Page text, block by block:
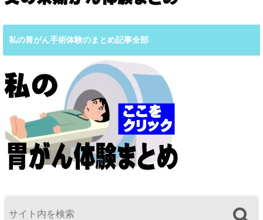
私の胃がん手術体験のまとめ記事全部